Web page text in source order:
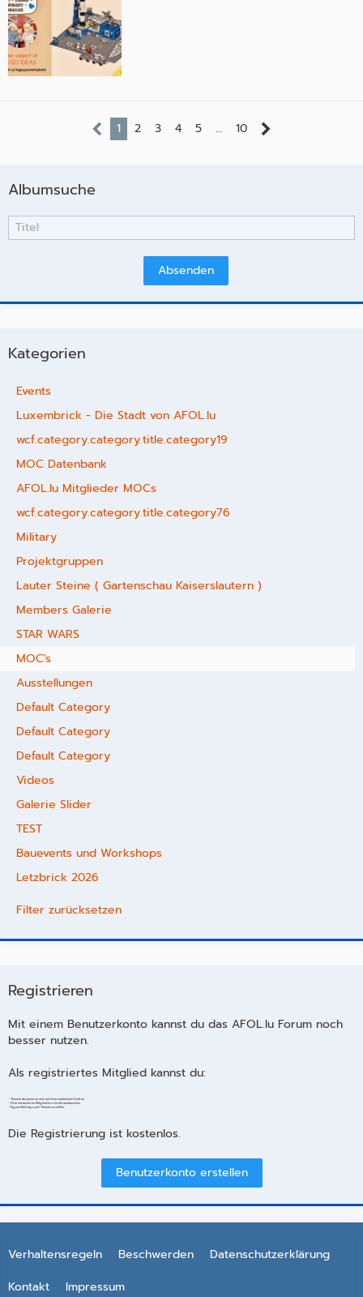
1 2 3 4 5 … 10
Albumsuche
Kategorien
Events
Luxembrick - Die Stadt von AFOL.lu
wcf.category.category.title.category19
MOC Datenbank
AFOL.lu Mitglieder MOCs
wcf.category.category.title.category76
Military
Projektgruppen
Lauter Steine ( Gartenschau Kaiserslautern )
Members Galerie
STAR WARS
MOC's
Ausstellungen
Default Category
Default Category
Default Category
Videos
Galerie Slider
TEST
Bauevents und Workshops
Letzbrick 2026
Filter zurücksetzen
Registrieren
Mit einem Benutzerkonto kannst du das AFOL.lu Forum noch
besser nutzen.
Als registriertes Mitglied kannst du:
- Themen abonnieren und auf dem Laufenden bleiben
- Dich mit anderen Mitgliedern direkt austauschen
- Eigene Beiträge und Themen erstellen
Die Registrierung ist kostenlos.
Benutzerkonto erstellen
Verhaltensregeln Beschwerden
Datenschutzerklärung
Kontakt
Impressum